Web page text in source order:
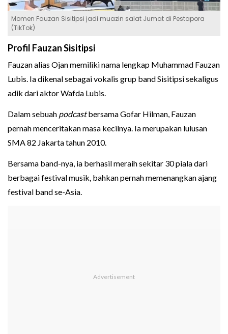
Momen Fauzan Sisitipsi jadi muazin salat Jumat di Pestapora
(TikTok)
Profil Fauzan Sisitipsi
Fauzan alias Ojan memiliki nama lengkap Muhammad Fauzan
Lubis. Ia dikenal sebagai vokalis grup band Sisitipsi sekaligus
adik dari aktor Wafda Lubis.
Dalam sebuah podcastbersama Gofar Hilman, Fauzan
pernah menceritakan masa kecilnya. Ia merupakan lulusan
SMA 82 Jakarta tahun 2010.
Bersama band-nya, ia berhasil meraih sekitar 30 piala dari
berbagai festival musik, bahkan pernah memenangkan ajang
festival band se-Asia.